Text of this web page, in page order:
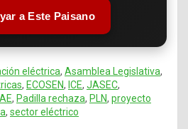
a Este Paisano
eléctrica, Asamblea Legislativa,
, ECOSEN, ICE, JASEC,
, Padilla rechaza, PLN, proyecto
, sector eléctrico